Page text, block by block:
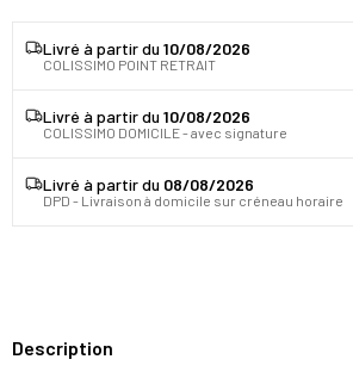
Livré à partir du 10/08/2026
COLISSIMO POINT RETRAIT
Livré à partir du 10/08/2026
COLISSIMO DOMICILE - avec signature
Livré à partir du 08/08/2026
DPD - Livraison à domicile sur créneau horaire
Description